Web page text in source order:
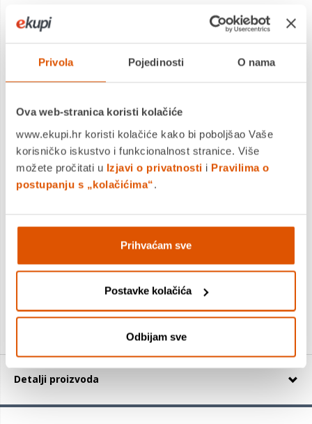
Privola Pojedinosti O nama
Ova web-stranica koristi kolačiće
www.ekupi.hr koristi kolačiće kako bi poboljšao Vaše
korisničko iskustvo i funkcionalnost stranice. Više
možete pročitati u Izjavi o privatnosti i Pravilima o
postupanju s „kolačićima“.
Prihvaćam sve
Postavke kolačića
Odbijam sve
Ugradna utičnica Soft 2 x šuko 2xUSB s 1,5 m kabla,
64,02 €
+
Detalji proizvoda